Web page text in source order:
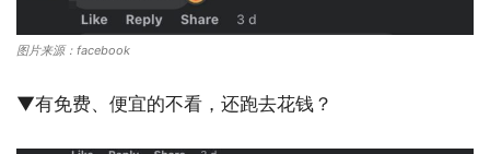
图片来源：facebook
▼有免费、便宜的不看，还跑去花钱？